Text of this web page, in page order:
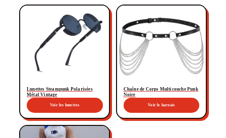
Lunettes Steampunk Polarisées
Métal Vintage
Voir les lunettes
Chaîne de Corps Multicouche Punk
Noire
Voir le harnais